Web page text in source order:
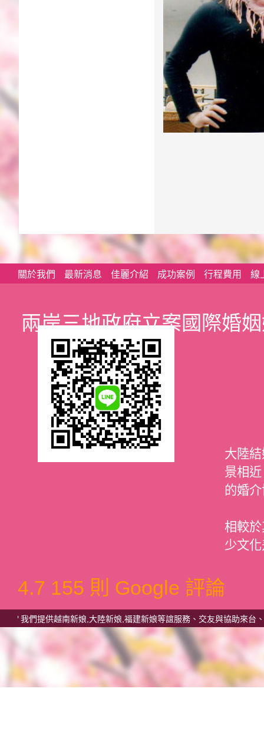
關於我們 最新消息 佳麗介紹 成功案例 行程費用 線
兩岸三地政府立案國際婚
大陸
景相
的婚
相較
少文
4.7 155 則 Google 評論
提供越南新娘,大陸新娘,福建新娘等誼服務、交友與協助來台、兩岸